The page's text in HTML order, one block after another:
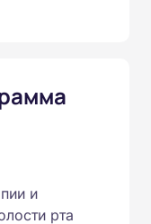
и
рта